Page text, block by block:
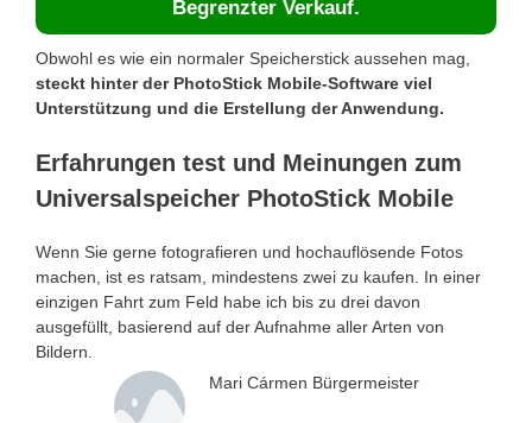
Begrenzter Verkauf.
Obwohl es wie ein normaler Speicherstick aussehen mag,
steckt hinter der PhotoStick Mobile-Software viel
Unterstützung und die Erstellung der Anwendung.
Erfahrungen test und Meinungen zum
Universalspeicher PhotoStick Mobile
Wenn Sie gerne fotografieren und hochauflösende Fotos
machen, ist es ratsam, mindestens zwei zu kaufen. In einer
einzigen Fahrt zum Feld habe ich bis zu drei davon
ausgefüllt, basierend auf der Aufnahme aller Arten von
Bildern.
Mari Cármen Bürgermeister